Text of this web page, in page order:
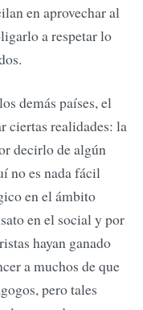
en aprovechar al
a respetar lo
demás países, el
ciertas realidades: la
decirlo de algún
no es nada fácil
en el ámbito
en el social y por
hayan ganado
a muchos de que
pero tales